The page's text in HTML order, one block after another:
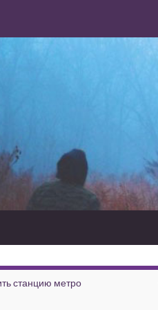
станцию метро